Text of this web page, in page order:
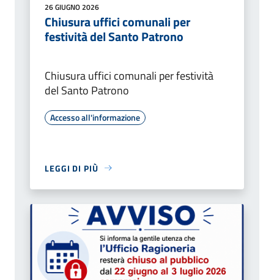
26 GIUGNO 2026
Chiusura uffici comunali per
festività del Santo Patrono
Chiusura uffici comunali per festività
del Santo Patrono
Accesso all'informazione
LEGGI DI PIÙ